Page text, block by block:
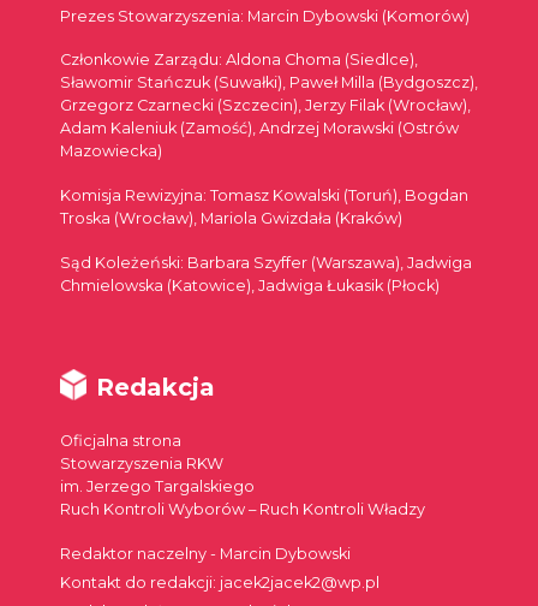
Prezes Stowarzyszenia: Marcin Dybowski (Komorów)
Członkowie Zarządu: Aldona Choma (Siedlce),
Sławomir Stańczuk (Suwałki), Paweł Milla (Bydgoszcz),
Grzegorz Czarnecki (Szczecin), Jerzy Filak (Wrocław),
Adam Kaleniuk (Zamość), Andrzej Morawski (Ostrów
Mazowiecka)
Komisja Rewizyjna: Tomasz Kowalski (Toruń), Bogdan
Troska (Wrocław), Mariola Gwizdała (Kraków)
Sąd Koleżeński: Barbara Szyffer (Warszawa), Jadwiga
Chmielowska (Katowice), Jadwiga Łukasik (Płock)
Redakcja
Oficjalna strona
Stowarzyszenia RKW
im. Jerzego Targalskiego
Ruch Kontroli Wyborów – Ruch Kontroli Władzy
Redaktor naczelny - Marcin Dybowski
Kontakt do redakcji: jacek2jacek2@wp.pl